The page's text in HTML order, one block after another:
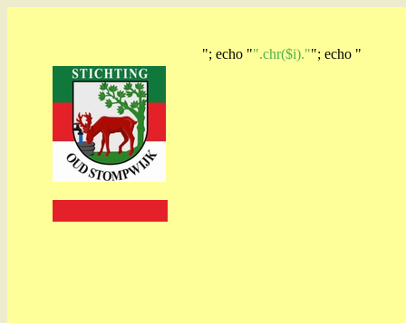
"; echo "".chr($i).""; echo "